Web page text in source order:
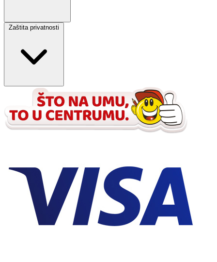
Zaštita privatnosti